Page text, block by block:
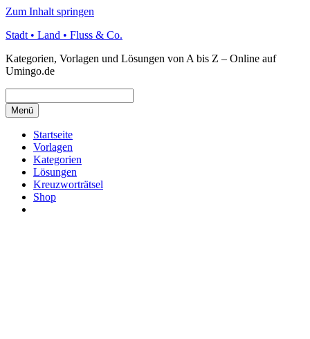
Zum Inhalt springen
Stadt • Land • Fluss & Co.
Kategorien, Vorlagen und Lösungen von A bis Z – Online auf
Umingo.de
Menü
Startseite
Vorlagen
Kategorien
Lösungen
Kreuzworträtsel
Shop